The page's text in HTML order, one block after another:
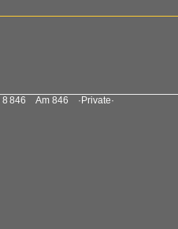
8 846 Am 846 ·Private·